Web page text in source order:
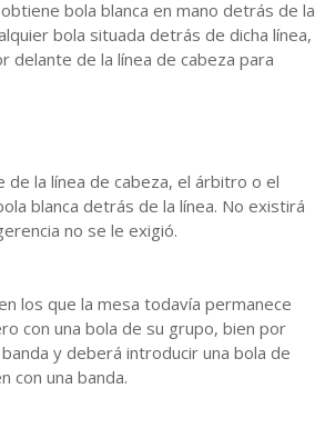
bola blanca en mano detrás de la
bola situada detrás de dicha línea,
delante de la línea de cabeza para
de la línea de cabeza, el árbitro o el
blanca detrás de la línea. No existirá
no se le exigió.
los que la mesa todavía permanece
con una bola de su grupo, bien por
y deberá introducir una bola de
con una banda.